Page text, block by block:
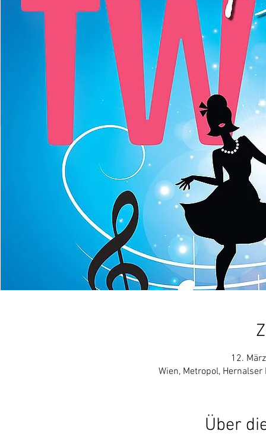
12.
Wien, Metropol,
Über